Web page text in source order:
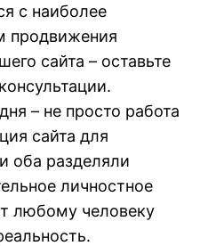
с наиболее
продвижения
сайта – оставьте
– не просто работа
сайта для
оба разделяли
личностное
любому человеку